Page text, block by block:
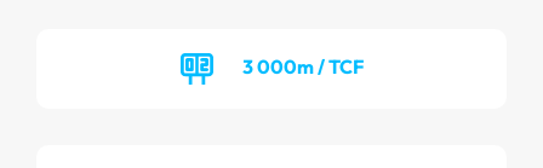
3 000m / TCF